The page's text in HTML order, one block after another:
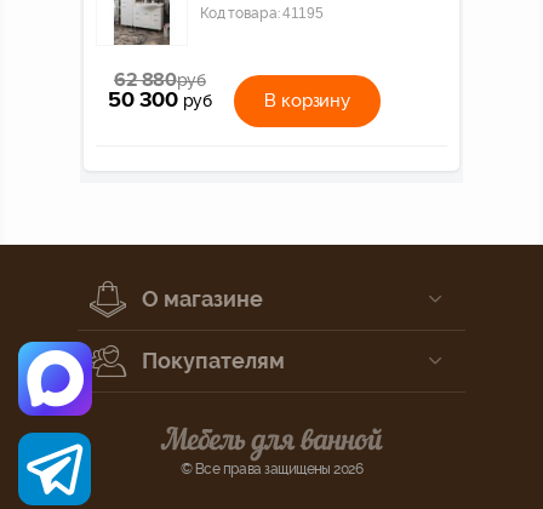
Код товара:41195
62 880руб
50 300 руб В корзину
О магазине
Покупателям
© Все права защищены 2026